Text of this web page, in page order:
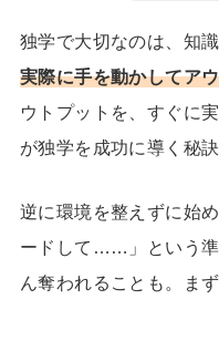
独学で大切なのは、知
実際に手を動かしてア
ウトプットを、 すぐに
が独学を成功に導く秘訣
逆に環境を整えずに始
ードして……」という
ん奪われることも。
ま